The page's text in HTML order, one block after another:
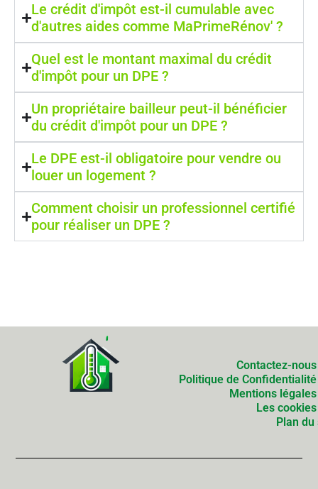
Le crédit d'impôt est-il cumulable avec
d'autres aides comme MaPrimeRénov' ?
Quel est le montant maximal du crédit
d'impôt pour un DPE ?
Un propriétaire bailleur peut-il bénéficier
du crédit d'impôt pour un DPE ?
Le DPE est-il obligatoire pour vendre ou
louer un logement ?
Comment choisir un professionnel certifié
pour réaliser un DPE ?
Contactez-nous
Politique de Confidentialité
Mentions légales
Les cookies
Plan